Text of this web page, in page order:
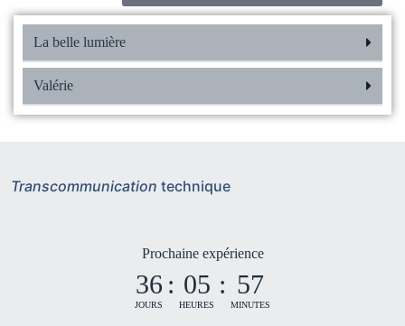
La belle lumière
Valérie
Transcommunication technique
Prochaine expérience
36
JOURS
: 05
HEURES
: 57
MINUTES